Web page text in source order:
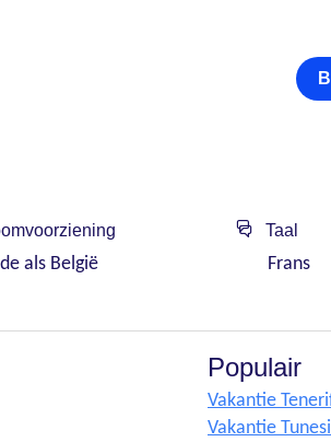
als België
Taal
Frans
Populair
Vakantie
Vakantie